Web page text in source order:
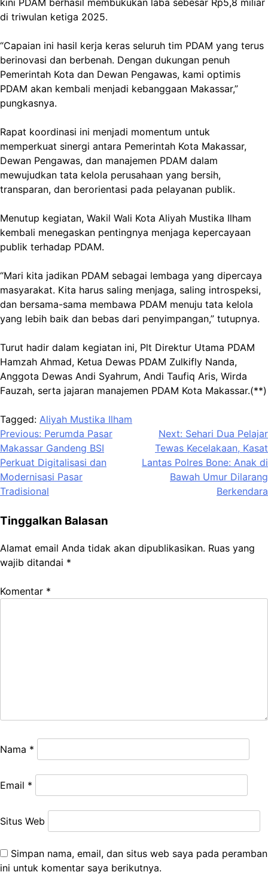
kini PDAM berhasil membukukan laba sebesar Rp5,8 miliar
di triwulan ketiga 2025.
“Capaian ini hasil kerja keras seluruh tim PDAM yang terus
berinovasi dan berbenah. Dengan dukungan penuh
Pemerintah Kota dan Dewan Pengawas, kami optimis
PDAM akan kembali menjadi kebanggaan Makassar,”
pungkasnya.
Rapat koordinasi ini menjadi momentum untuk
memperkuat sinergi antara Pemerintah Kota Makassar,
Dewan Pengawas, dan manajemen PDAM dalam
mewujudkan tata kelola perusahaan yang bersih,
transparan, dan berorientasi pada pelayanan publik.
Menutup kegiatan, Wakil Wali Kota Aliyah Mustika Ilham
kembali menegaskan pentingnya menjaga kepercayaan
publik terhadap PDAM.
“Mari kita jadikan PDAM sebagai lembaga yang dipercaya
masyarakat. Kita harus saling menjaga, saling introspeksi,
dan bersama-sama membawa PDAM menuju tata kelola
yang lebih baik dan bebas dari penyimpangan,” tutupnya.
Turut hadir dalam kegiatan ini, Plt Direktur Utama PDAM
Hamzah Ahmad, Ketua Dewas PDAM Zulkifly Nanda,
Anggota Dewas Andi Syahrum, Andi Taufiq Aris, Wirda
Fauzah, serta jajaran manajemen PDAM Kota Makassar.(**)
Tagged: Aliyah Mustika Ilham
Navigasi
pos
Previous: Perumda Pasar
Makassar Gandeng BSI
Perkuat Digitalisasi dan
Modernisasi Pasar
Tradisional
Next: Sehari Dua Pelajar
Tewas Kecelakaan, Kasat
Lantas Polres Bone: Anak di
Bawah Umur Dilarang
Berkendara
Tinggalkan Balasan
Alamat email Anda tidak akan dipublikasikan. Ruas yang
wajib ditandai *
Komentar *
Nama *
Email *
Situs Web
Simpan nama, email, dan situs web saya pada peramban
ini untuk komentar saya berikutnya.